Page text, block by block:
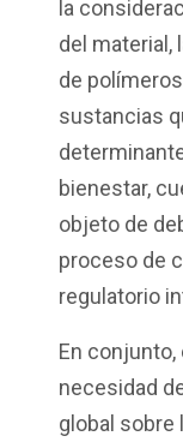
la
del material,
de
sustancias
bienestar,
objeto de
proceso de
regulatorio
En
necesidad
global sobre